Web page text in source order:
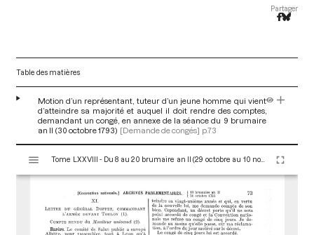
Partager
Table des matières
Motion d’un représentant, tuteur d’un jeune homme qui vient
d’atteindre sa majorité et auquel il doit rendre des comptes,
demandant un congé, en annexe de la séance du 9 brumaire
an II (30 octobre 1793) [Demande de congés] p.73
s